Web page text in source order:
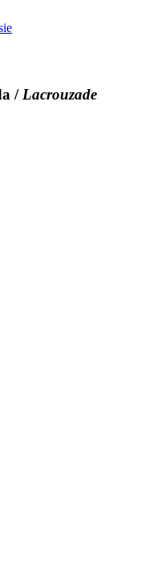
/ Lacrouzade